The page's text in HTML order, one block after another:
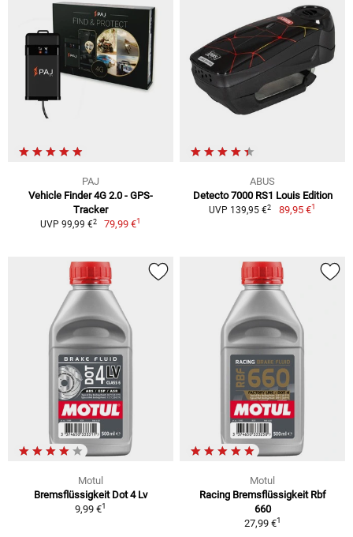
PAJ
Vehicle Finder 4G 2.0 - GPS-
Tracker
UVP 99,99 €2 79,99 €1
ABUS
Detecto 7000 RS1 Louis Edition
UVP 139,95 €2 89,95 €1
Motul
Bremsflüssigkeit Dot 4 Lv
9,99 €1
Motul
Racing Bremsflüssigkeit Rbf
660
27,99 €1